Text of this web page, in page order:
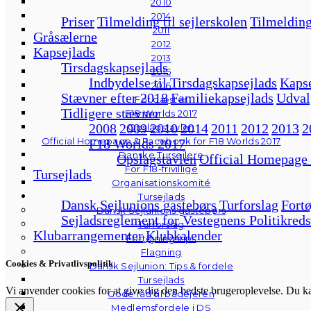
2014
2011
2012
2013
2015
2016
For gæster
F18 Worlds 2017
Opslagstavlen
Official Homepage & Facebook for F18 Worlds 2017
Danske Tursejlere
For F18-frivillige
Organisationskomité
Tursejlads
Dansk Sejlunions gastebørs
Turforslag
Fortøjningstips
Flagning
Dansk Sejlunion: Tips & fordele
Tursejlads
Gode råd til bådejeren
Medlemsfordele i DS
PriserTilmelding til sejlerskolen
Gråsælerne
Kapsejlads
Tirsdagskapsejlads
Indbydelse til Tirsdagskapsejlads
Stævner efter 2018Familiekapsejlads
Tidligere stævner
2008 200920102014 2011 2012 2013
F18 Worlds 2017
OpslagstavlenOfficial Homepage
Tursejlads
Dansk Sejlunions gastebørsTurforslag
Sejladsreglement for Vestegnens Politikreds
KlubarrangementerKlubkalender
Cookies & Privatlivspolitik
Vi anvender cookies for at give dig den bedste brugeroplevelse. Du